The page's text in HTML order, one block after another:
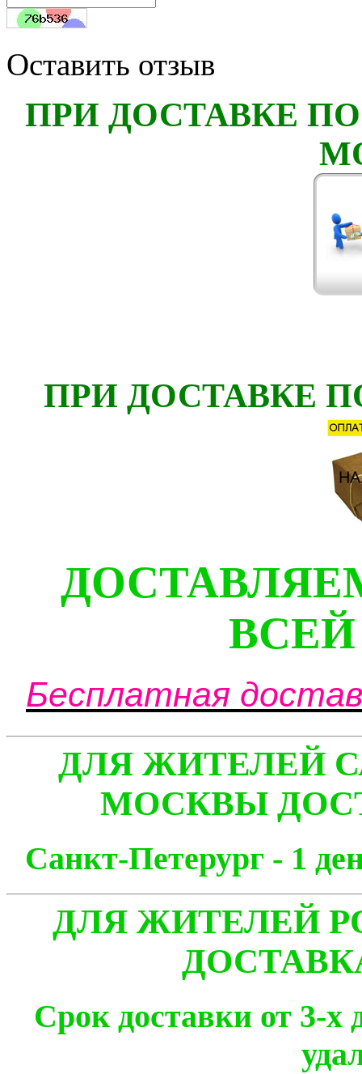
Оставить отзыв
ПРИ ДОСТАВКЕ
ПРИ ДОСТАВКЕ
Бесплатная
ДЛЯ ЖИТЕЛЕЙ
МОСКВЫ
Санкт-Петерург -
ДЛЯ ЖИТЕЛЕЙ
Срок доставки от 3-х